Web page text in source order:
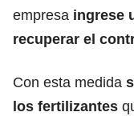
empresa ingrese
recuperar el
Con esta medida
los fertilizantes